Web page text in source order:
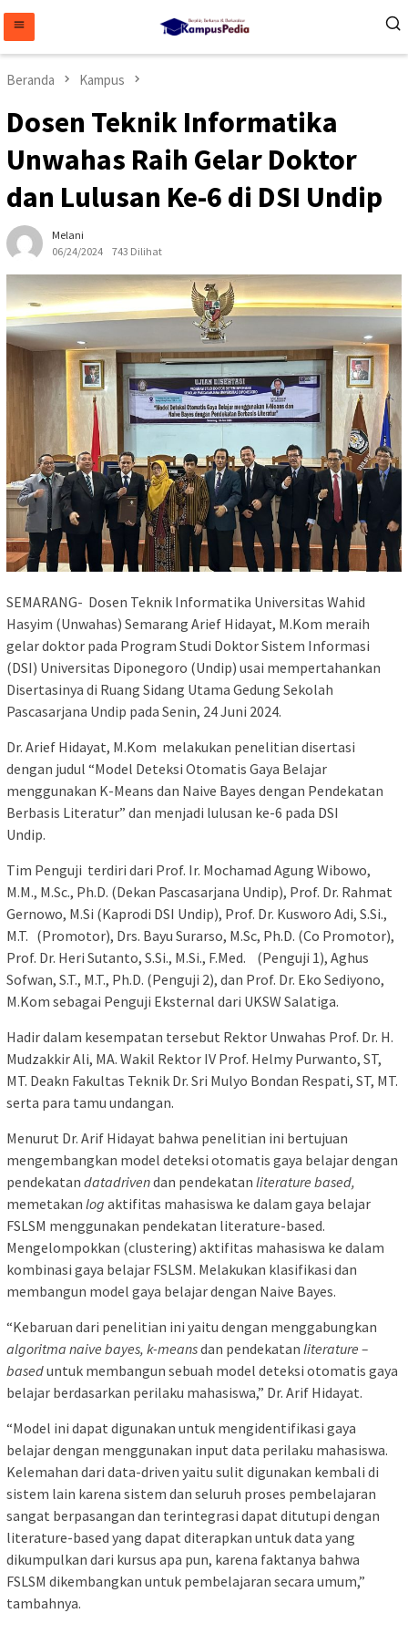
konten
Beranda Kampus
Dosen Teknik Informatika
Unwahas Raih Gelar Doktor
dan Lulusan Ke-6 di DSI Undip
Melani
06/24/2024
743 Dilihat
SEMARANG- Dosen Teknik Informatika Universitas Wahid
Hasyim (Unwahas) Semarang Arief Hidayat, M.Kom meraih
gelar doktor pada Program Studi Doktor Sistem Informasi
(DSI) Universitas Diponegoro (Undip) usai mempertahankan
Disertasinya di Ruang Sidang Utama Gedung Sekolah
Pascasarjana Undip pada Senin, 24 Juni 2024.
Dr. Arief Hidayat, M.Kom melakukan penelitian disertasi
dengan judul “Model Deteksi Otomatis Gaya Belajar
menggunakan K-Means dan Naive Bayes dengan Pendekatan
Berbasis Literatur” dan menjadi lulusan ke-6 pada DSI
Undip.
Tim Penguji terdiri dari Prof. Ir. Mochamad Agung Wibowo,
M.M., M.Sc., Ph.D. (Dekan Pascasarjana Undip), Prof. Dr. Rahmat
Gernowo, M.Si (Kaprodi DSI Undip), Prof. Dr. Kusworo Adi, S.Si.,
M.T. (Promotor), Drs. Bayu Surarso, M.Sc, Ph.D. (Co Promotor),
Prof. Dr. Heri Sutanto, S.Si., M.Si., F.Med. (Penguji 1), Aghus
Sofwan, S.T., M.T., Ph.D. (Penguji 2), dan Prof. Dr. Eko Sediyono,
M.Kom sebagai Penguji Eksternal dari UKSW Salatiga.
Hadir dalam kesempatan tersebut Rektor Unwahas Prof. Dr. H.
Mudzakkir Ali, MA. Wakil Rektor IV Prof. Helmy Purwanto, ST,
MT. Deakn Fakultas Teknik Dr. Sri Mulyo Bondan Respati, ST, MT.
serta para tamu undangan.
Menurut Dr. Arif Hidayat bahwa penelitian ini bertujuan
mengembangkan model deteksi otomatis gaya belajar dengan
pendekatan datadrivendan pendekatan literature based,
memetakan log aktifitas mahasiswa ke dalam gaya belajar
FSLSM menggunakan pendekatan literature-based.
Mengelompokkan (clustering) aktifitas mahasiswa ke dalam
kombinasi gaya belajar FSLSM. Melakukan klasifikasi dan
membangun model gaya belajar dengan Naive Bayes.
“Kebaruan dari penelitian ini yaitu dengan menggabungkan
algoritma naive bayes, k-meansdan pendekatan literature –
baseduntuk membangun sebuah model deteksi otomatis gaya
belajar berdasarkan perilaku mahasiswa,” Dr. Arif Hidayat.
“Model ini dapat digunakan untuk mengidentifikasi gaya
belajar dengan menggunakan input data perilaku mahasiswa.
Kelemahan dari data-driven yaitu sulit digunakan kembali di
sistem lain karena sistem dan seluruh proses pembelajaran
sangat berpasangan dan terintegrasi dapat ditutupi dengan
literature-based yang dapat diterapkan untuk data yang
dikumpulkan dari kursus apa pun, karena faktanya bahwa
FSLSM dikembangkan untuk pembelajaran secara umum,”
tambahnya.